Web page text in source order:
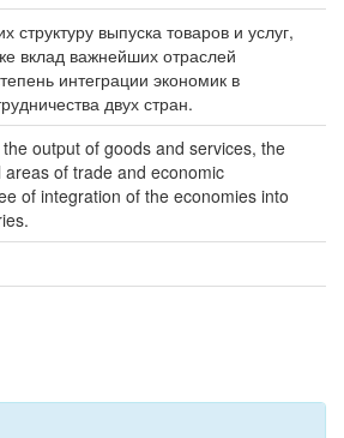
выпуска товаров и услуг,
вклад важнейших отраслей
интеграции экономик в
двух стран.
output of goods and services, the
of trade and economic
of integration of the economies into